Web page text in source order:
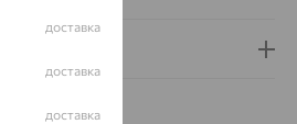
доставка
доставка
доставка